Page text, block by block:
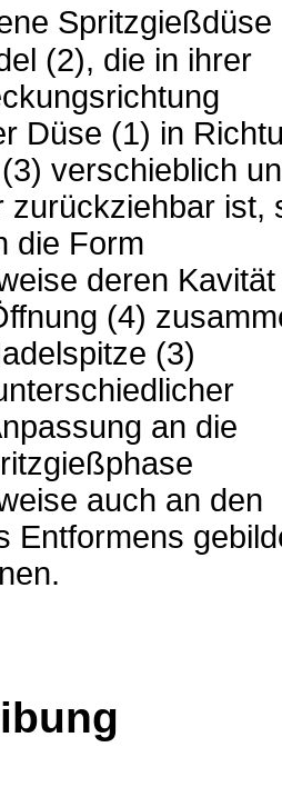
Spritzgießdüse
(2), die in ihrer
Düse (1) in
verschieblich
zurückziehbar ist,
die Form
deren Kavität
(4)
(3)
an die
auch an den
Entformens